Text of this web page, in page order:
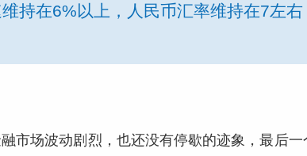
持在6%以上，人民币汇率维持在7左右
市场波动剧烈，也还没有停歇的迹象，最后一